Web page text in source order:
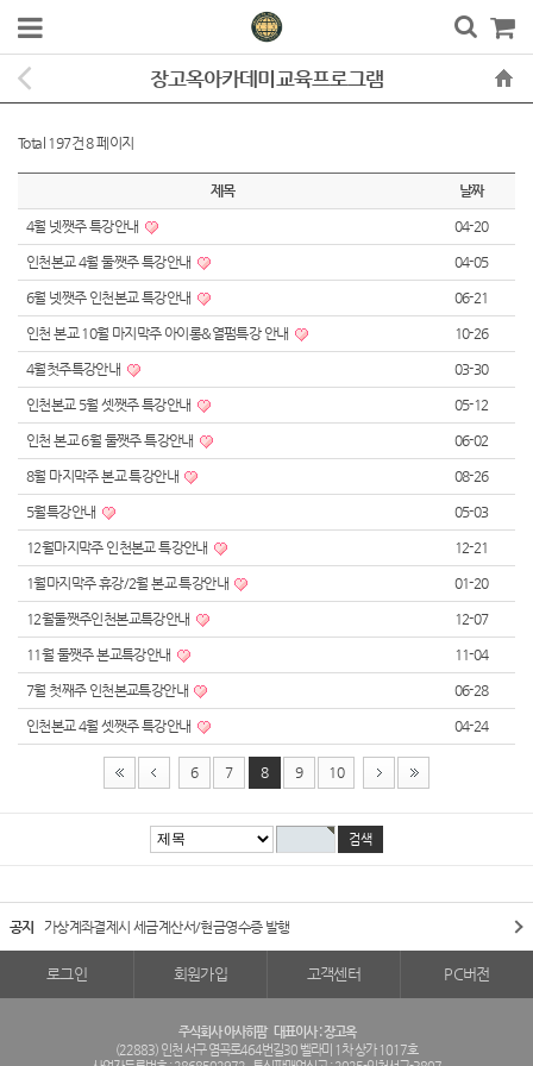
장고옥아카데미교육프로그램
Total 197건8 페이지
제목 날짜
4월 넷쨋주 특강안내 04-20
인천본교 4월 둘쨋주 특강안내 04-05
6월 넷쨋주 인천본교 특강안내 06-21
인천 본교 10월 마지막주 아이롱&열펌특강 안내 10-26
4월첫주특강안내 03-30
인천본교 5월 셋쨋주 특강안내 05-12
인천 본교 6월 둘쨋주 특강안내 06-02
8월 마지막주 본교 특강안내 08-26
5월특강안내 05-03
12월마지막주 인천본교 특강안내 12-21
1월마지막주 휴강/2월 본교 특강안내 01-20
12월둘쨋주인천본교특강안내 12-07
11월 둘쨋주 본교특강안내 11-04
7월 첫째주 인천본교특강안내 06-28
인천본교 4월 셋쨋주 특강안내 04-24
6 7 8 9 10
공지 가상계좌결제시 세금계산서/현금영수증 발행
로그인 회원가입 고객센터 PC버전
주식회사 아사히팜 대표이사 : 장고옥
(22883) 인천 서구 염곡로464번길30 벨라미 1차 상가 1017호